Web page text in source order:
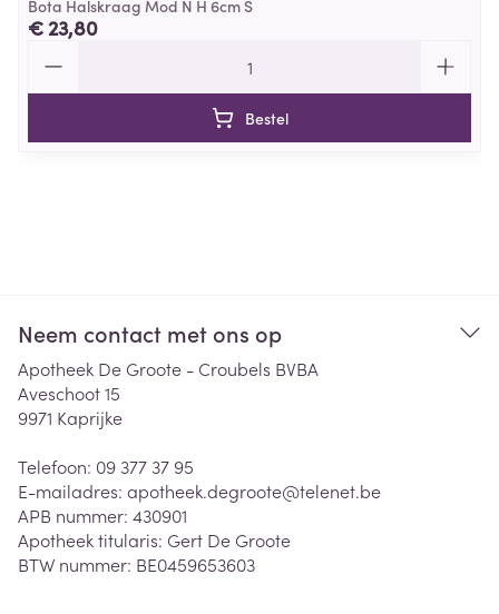
Bota Halskraag Mod N H 6cm S
€ 23,80
Bestel
Neem contact met ons op
Apotheek De Groote - Croubels BVBA
Aveschoot 15
9971 Kaprijke
Telefoon: 09 377 37 95
E-mailadres: apotheek.degroote@telenet.be
APB nummer: 430901
Apotheek titularis: Gert De Groote
BTW nummer: BE0459653603